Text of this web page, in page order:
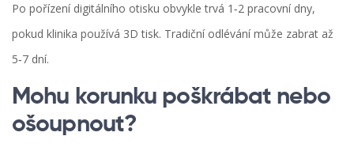
Po pořízení digitálního otisku obvykle trvá 1‑2 pracovní dny,
pokud klinika používá 3D tisk. Tradiční odlévání může zabrat až
5‑7 dní.
Mohu korunku poškrábat nebo
ošoupnout?